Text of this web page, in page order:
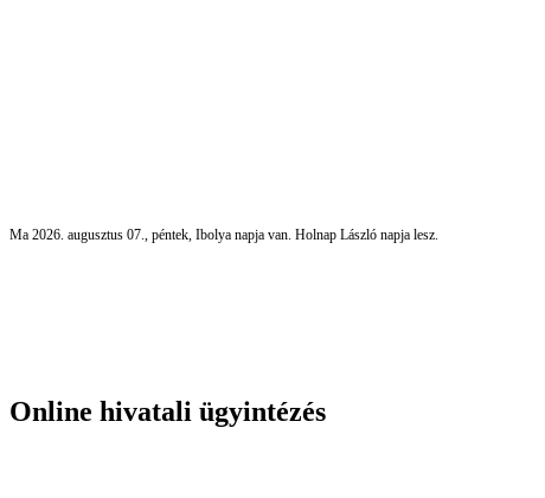
Ma 2026. augusztus 07., péntek, Ibolya napja van. Holnap László napja lesz.
Online hivatali ügyintézés